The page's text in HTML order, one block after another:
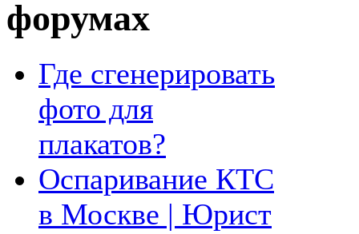
форумах
Где сгенерировать
фото для
плакатов?
Оспаривание КТС
в Москве | Юрист